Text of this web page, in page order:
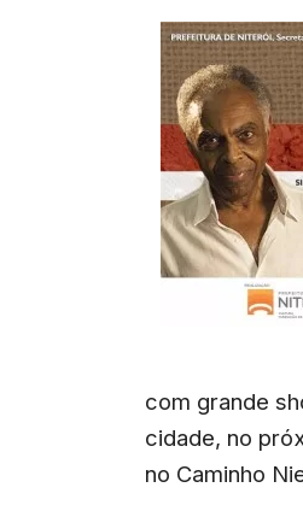
com grande
cidade, no
no Caminho